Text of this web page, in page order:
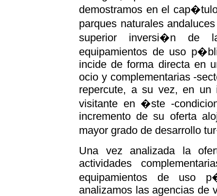
demostramos en el
parques naturales
superior inversi�n de
equipamientos de uso
incide de forma directa en
ocio y complementarias -
repercute, a su vez, en un
visitante en �ste -
incremento de su oferta
mayor grado de desarrollo
Una vez analizada la
actividades
equipamientos de uso
analizamos las agencias de